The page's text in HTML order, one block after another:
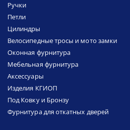
Ручки
Петли
Цилиндры
Велосипедные тросы и мото замки
Оконная фурнитура
Мебельная фурнитура
Аксессуары
Изделия КГИОП
Под Ковку и Бронзу
Фурнитура для откатных дверей